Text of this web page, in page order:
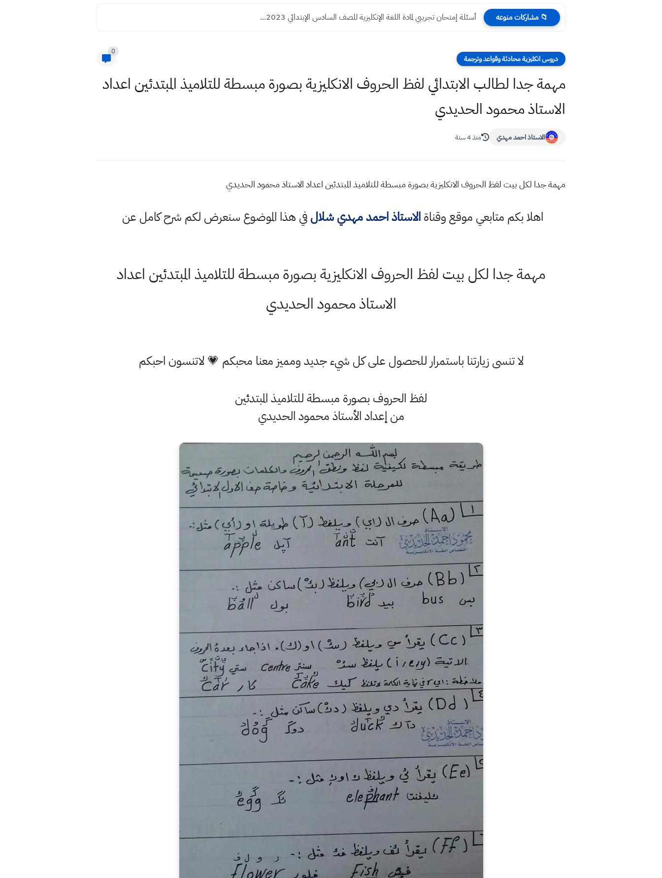
📁 مشاركات منوعه أسئلة إمتحان تجريبي لمادة اللغة الإنكليزية للصف السادس الإبتدائي 2023...
دروس انكليزية محادثة وقواعد وترجمة
0
مهمة جدا لطالب الابتدائي لفظ الحروف الانكليزية بصورة مبسطة للتلاميذ المبتدئين اعداد
الاستاذ محمود الحديدي
الاستاذ احمد مهدي منذ 4 سنة
مهمة جدا لكل بيت لفظ الحروف الانكليزية بصورة مبسطة للتلاميذ المبتدئين اعداد الاستاذ محمود الحديدي
اهلا بكم متابعي موقع وقناةالاستاذ احمد مهدي شلالفي هذا الموضوع سنعرض لكم شرح كامل عن
مهمة جدا لكل بيت لفظ الحروف الانكليزية بصورة مبسطة للتلاميذ المبتدئين اعداد
الاستاذ محمود الحديدي
لا تنسى زيارتنا باستمرار للحصول على كل شيء جديد ومميز معنا محبكم 💗 لاتنسون احبكم
لفظ الحروف بصورة مبسطة للتلاميذ المبتدئين
من إعداد الأستاذ محمود الحديدي